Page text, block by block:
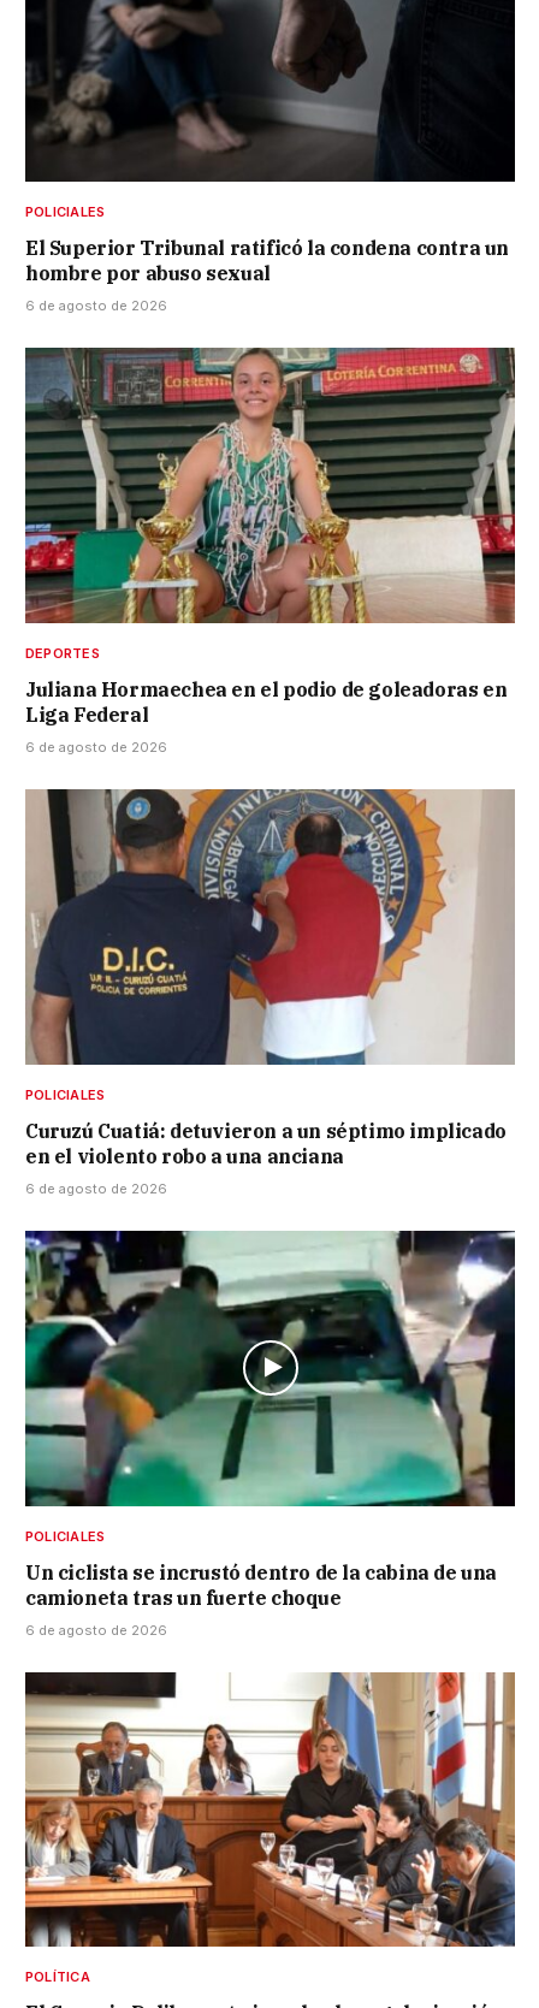
POLICIALES
El Superior Tribunal ratificó la condena contra un
hombre por abuso sexual
6 de agosto de 2026
DEPORTES
Juliana Hormaechea en el podio de goleadoras en
Liga Federal
6 de agosto de 2026
POLICIALES
Curuzú Cuatiá: detuvieron a un séptimo implicado
en el violento robo a una anciana
6 de agosto de 2026
POLICIALES
Un ciclista se incrustó dentro de la cabina de una
camioneta tras un fuerte choque
6 de agosto de 2026
POLÍTICA